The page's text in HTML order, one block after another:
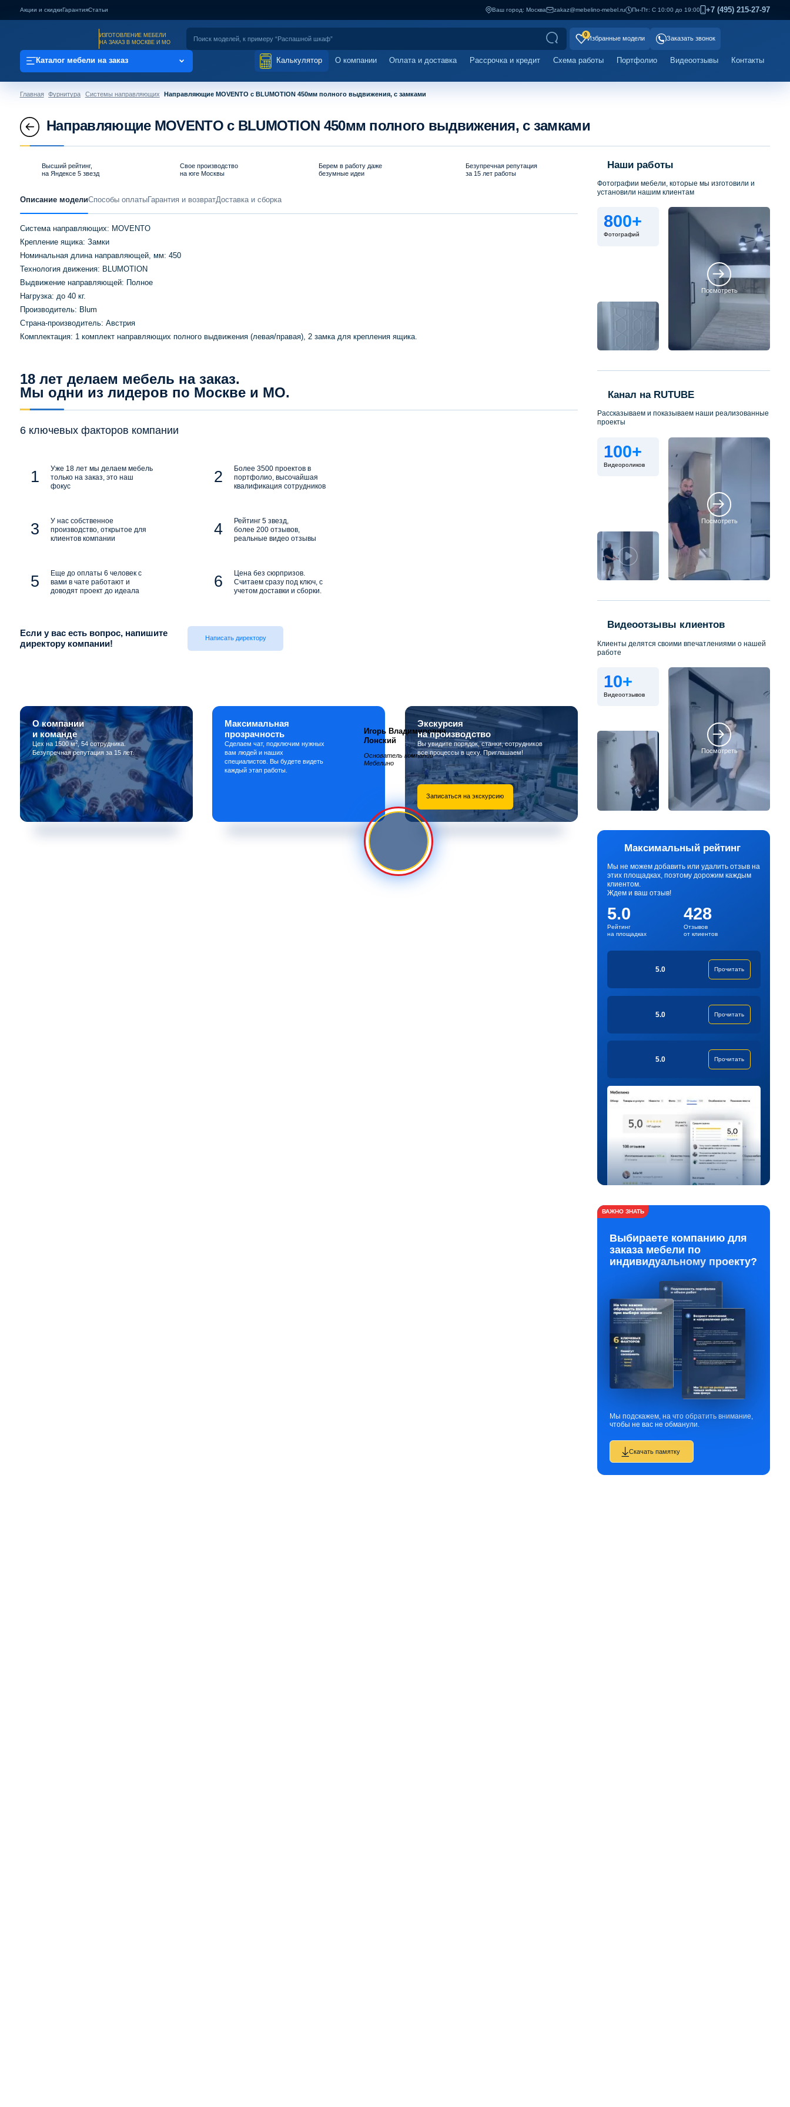
Акции и скидкиГарантияСтатьи Ваш город: Москва zakaz@mebelino-mebel.ru Пн-Пт: С 10:00 до 19:00 +7 (495) 215-27-97
ИЗГОТОВЛЕНИЕ МЕБЕЛИ
НА ЗАКАЗ В МОСКВЕ И МО
0
Избранные модели Заказать звонок
Каталог мебели на заказ Калькулятор О компании Оплата и доставка Рассрочка и кредит Схема работы Портфолио Видеоотзывы Контакты
Главная Фурнитура Системы направляющих Направляющие MOVENTO с BLUMOTION 450мм полного выдвижения, с замками
Направляющие MOVENTO с BLUMOTION 450мм полного выдвижения, с замками
Высший рейтинг,
на Яндексе 5 звезд
Свое производство
на юге Москвы
Берем в работу даже
безумные идеи
Безупречная репутация
за 15 лет работы
Описание модели Способы оплатыГарантия и возвратДоставка и сборка
Система направляющих: MOVENTO
Крепление ящика: Замки
Номинальная длина направляющей, мм: 450
Технология движения: BLUMOTION
Выдвижение направляющей: Полное
Нагрузка: до 40 кг.
Производитель: Blum
Страна-производитель: Австрия
Комплектация: 1 комплект направляющих полного выдвижения (левая/правая), 2 замка для крепления ящика.
18 лет делаем мебель на заказ.
Мы одни из лидеров по Москве и МО.
6 ключевых факторов компании
Уже 18 лет мы делаем мебель
только на заказ, это наш
фокус
Более 3500 проектов в
портфолио, высочайшая
квалификация сотрудников
У нас собственное
производство, открытое для
клиентов компании
Рейтинг 5 звезд,
более 200 отзывов,
реальные видео отзывы
Еще до оплаты 6 человек с
вами в чате работают и
доводят проект до идеала
Цена без сюрпризов.
Считаем сразу под ключ, с
учетом доставки и сборки.
Если у вас есть вопрос, напишите
директору компании!
Написать директору
Игорь Владимирович
Лонский
Основатель компании
Мебелино
О компании
и команде
Цех на 1500 м2, 54 сотрудника.
Безупречная репутация за 15 лет.
Максимальная
прозрачность
Сделаем чат, подключим нужных
вам людей и наших
специалистов. Вы будете видеть
каждый этап работы.
Экскурсия
на производство
Вы увидите порядок, станки, сотрудников
все процессы в цеху. Приглашаем!
Записаться на экскурсию
Наши работы
Фотографии мебели, которые мы изготовили и
установили нашим клиентам
800+
Фотографий
Посмотреть
Канал на RUTUBE
Рассказываем и показываем наши реализованные
проекты
100+
Видеороликов
Посмотреть
Видеоотзывы клиентов
Клиенты делятся своими впечатлениями о нашей
работе
10+
Видеоотзывов
Посмотреть
Максимальный рейтинг
Мы не можем добавить или удалить отзыв на
этих площадках, поэтому дорожим каждым
клиентом.
Ждем и ваш отзыв!
5.0
Рейтинг
на площадках
428
Отзывов
от клиентов
5.0 Прочитать
5.0 Прочитать
5.0 Прочитать
ВАЖНО ЗНАТЬ
Выбираете компанию для
заказа мебели по
индивидуальному проекту?
Мы подскажем, на что обратить внимание,
чтобы не вас не обманули.
Скачать памятку